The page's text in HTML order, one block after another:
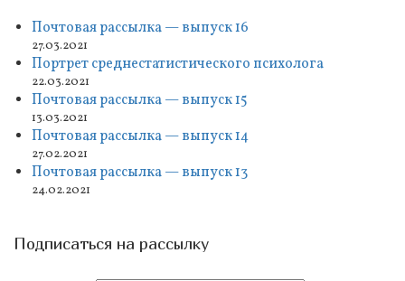
Почтовая рассылка — выпуск 16
27.03.2021
Портрет среднестатистического психолога
22.03.2021
Почтовая рассылка — выпуск 15
13.03.2021
Почтовая рассылка — выпуск 14
27.02.2021
Почтовая рассылка — выпуск 13
24.02.2021
Подписаться на рассылку